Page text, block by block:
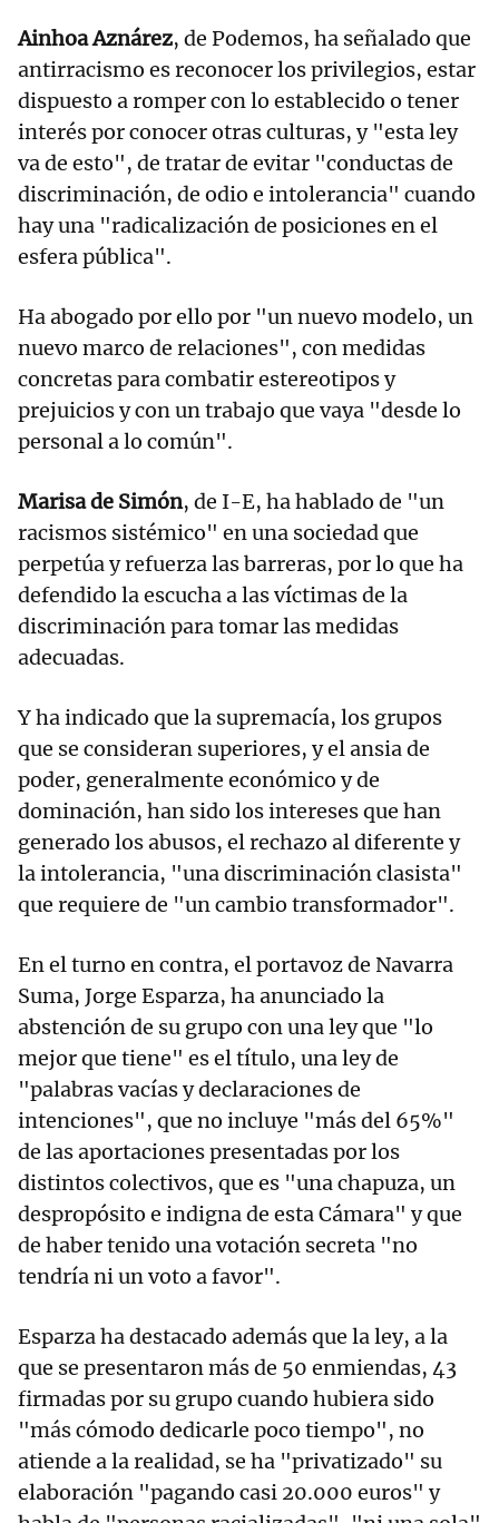
Ainhoa Aznárez, de Podemos, ha señalado que
antirracismo es reconocer los privilegios, estar
dispuesto a romper con lo establecido o tener
interés por conocer otras culturas, y "esta ley
va de esto", de tratar de evitar "conductas de
discriminación, de odio e intolerancia" cuando
hay una "radicalización de posiciones en el
esfera pública".
Ha abogado por ello por "un nuevo modelo, un
nuevo marco de relaciones", con medidas
concretas para combatir estereotipos y
prejuicios y con un trabajo que vaya "desde lo
personal a lo común".
Marisa de Simón, de I-E, ha hablado de "un
racismos sistémico" en una sociedad que
perpetúa y refuerza las barreras, por lo que ha
defendido la escucha a las víctimas de la
discriminación para tomar las medidas
adecuadas.
Y ha indicado que la supremacía, los grupos
que se consideran superiores, y el ansia de
poder, generalmente económico y de
dominación, han sido los intereses que han
generado los abusos, el rechazo al diferente y
la intolerancia, "una discriminación clasista"
que requiere de "un cambio transformador".
En el turno en contra, el portavoz de Navarra
Suma, Jorge Esparza, ha anunciado la
abstención de su grupo con una ley que "lo
mejor que tiene" es el título, una ley de
"palabras vacías y declaraciones de
intenciones", que no incluye "más del 65%"
de las aportaciones presentadas por los
distintos colectivos, que es "una chapuza, un
despropósito e indigna de esta Cámara" y que
de haber tenido una votación secreta "no
tendría ni un voto a favor".
Esparza ha destacado además que la ley, a la
que se presentaron más de 50 enmiendas, 43
firmadas por su grupo cuando hubiera sido
"más cómodo dedicarle poco tiempo", no
atiende a la realidad, se ha "privatizado" su
elaboración "pagando casi 20.000 euros" y